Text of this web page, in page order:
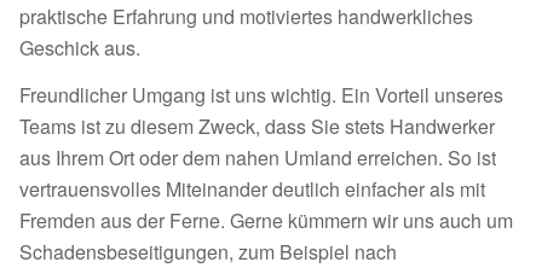
praktische Erfahrung und motiviertes handwerkliches
Geschick aus.
Freundlicher Umgang ist uns wichtig. Ein Vorteil unseres
Teams ist zu diesem Zweck, dass Sie stets Handwerker
aus Ihrem Ort oder dem nahen Umland erreichen. So ist
vertrauensvolles Miteinander deutlich einfacher als mit
Fremden aus der Ferne. Gerne kümmern wir uns auch um
Schadensbeseitigungen, zum Beispiel nach